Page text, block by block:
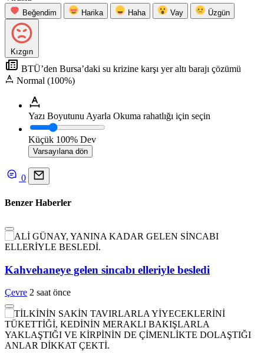
Beğendim Harika Haha Vay Üzgün
Kızgın
BTÜ’den Bursa’daki su krizine karşı yer altı barajı çözümü
Normal (100%)
Yazı Boyutunu Ayarla Okuma rahatlığı için seçin
Küçük 100% Dev
Varsayılana dön
0
Benzer Haberler
Kahvehaneye gelen sincabı elleriyle besledi
Çevre 2 saat önce